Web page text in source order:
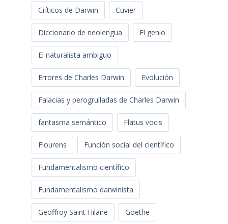
Críticos de Darwin Cuvier
Diccionario de neolengua El genio
El naturalista ambiguo
Errores de Charles Darwin Evolución
Falacias y perogrulladas de Charles Darwin
fantasma semántico Flatus vocis
Flourens Función social del científico
Fundamentalismo científico
Fundamentalismo darwinista
Geoffroy Saint Hilaire Goethe